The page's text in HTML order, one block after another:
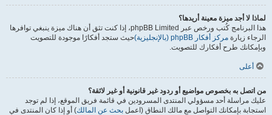
لماذا لا أجد ميزة معينة أريدها؟
هذا البرنامج كُتب ورخص عبر phpBB Limited، إذا كنت تثق أن هناك ميزة ينبغي توافرها
الرجاء زيارة مركز أفكار phpBB (بالإنجليزية)
حيث ستجد أفكارًا موجودة للتصويت
وبإمكانك طرح أفكارك للتصويت.
أعلى
من اتصل به بخصوص مواضيع أو ردود غير قانونية أو غير لائقة؟
عليك مراسلة أحد مسؤولي المنتدى المسرودين في قائمة فريق الموقع، إذا لم توجد
استجابة بإمكانك التواصل مع مالك النطاق (اعمل بحث عن المالك) أو إذا كان المنتدى في